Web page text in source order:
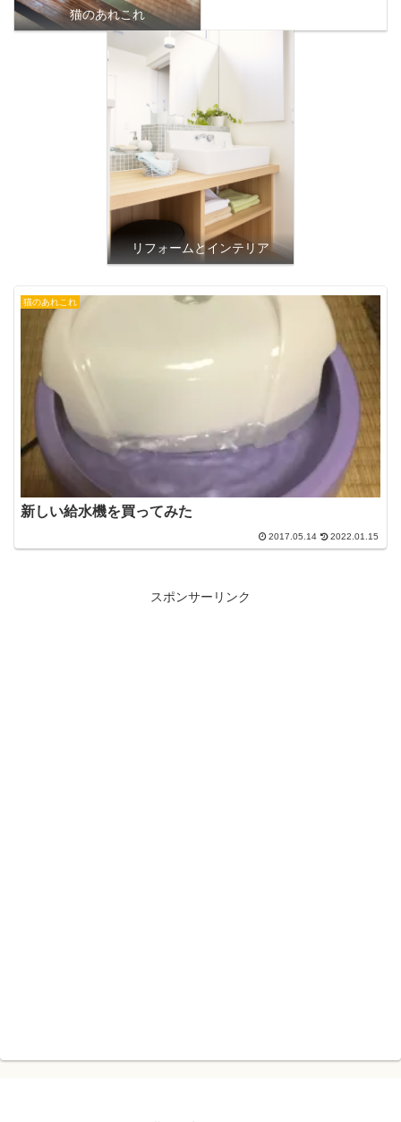
猫のあれこれ
リフォームとインテリア
猫のあれこれ
新しい給水機を買ってみた
2017.05.14 2022.01.15
スポンサーリンク